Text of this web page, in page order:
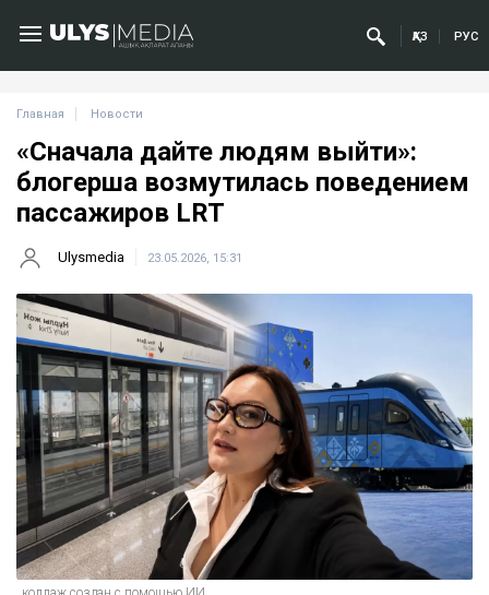
ҚАЗ РУС
Главная Новости
«Сначала дайте людям выйти»:
блогерша возмутилась поведением
пассажиров LRT
Ulysmedia 23.05.2026, 15:31